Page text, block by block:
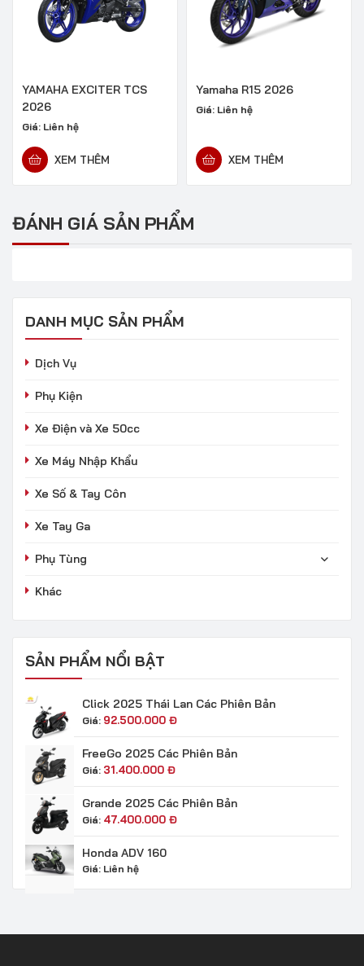
YAMAHA EXCITER TCS
2026
Giá: Liên hệ
XEM THÊM
Yamaha R15 2026
Giá: Liên hệ
XEM THÊM
ĐÁNH GIÁ SẢN PHẨM
DANH MỤC SẢN PHẨM
Dịch Vụ
Phụ Kiện
Xe Điện và Xe 50cc
Xe Máy Nhập Khẩu
Xe Số & Tay Côn
Xe Tay Ga
Phụ Tùng
Khác
SẢN PHẨM NỔI BẬT
Click 2025 Thái Lan Các Phiên Bản
Giá: 92.500.000 Đ
FreeGo 2025 Các Phiên Bản
Giá: 31.400.000 Đ
Grande 2025 Các Phiên Bản
Giá: 47.400.000 Đ
Honda ADV 160
Giá: Liên hệ